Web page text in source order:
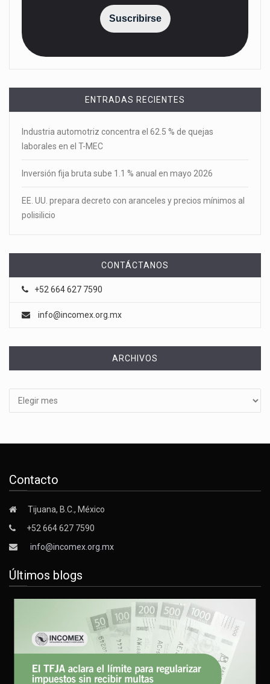
Suscribirse
ENTRADAS RECIENTES
Industria automotriz concentra el 62.5 % de quejas
laborales en el T-MEC
Inversión fija bruta sube 1.1 % anual en mayo 2026
EE. UU. prepara decreto con aranceles y precios mínimos al
polisilicio
CONTÁCTANOS
+52 664 627 7590
info@incomex.org.mx
ARCHIVOS
Contacto
Tijuana, B.C., México
+52 664 627 7590
info@incomex.org.mx
Últimos blogs